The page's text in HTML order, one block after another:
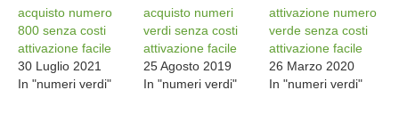
acquisto numero
800 senza costi
attivazione facile
30 Luglio 2021
In "numeri verdi"
acquisto numeri
verdi senza costi
attivazione facile
25 Agosto 2019
In "numeri verdi"
attivazione numero
verde senza costi
attivazione facile
26 Marzo 2020
In "numeri verdi"